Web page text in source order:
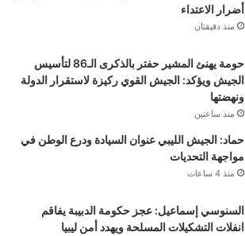
أضرار الاعتداء
منذ دقيقتان
حومة يهنئ المشير حفتر بالذكرى الـ86 لتأسيس
الجيش ويؤكد: الجيش القوي ركيزة لاستقرار الدولة
ونهضتها
منذ ساعتين
حماد: الجيش الليبي عنوان السيادة ودرع الوطن في
مواجهة التحديات
منذ 4 ساعات
السنوسي إسماعيل: عجز حكومة الدبيبة يفاقم
انفلات التشكيلات المسلحة ويهدد أمن ليبيا